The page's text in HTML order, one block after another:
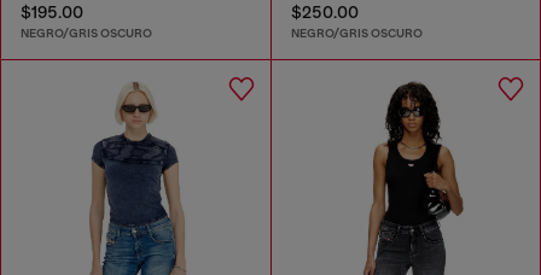
$195.00
NEGRO/GRIS OSCURO
$250.00
NEGRO/GRIS OSCURO